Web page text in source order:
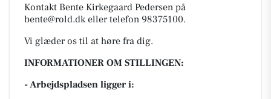
Kontakt Bente Kirkegaard Pedersen på
bente@rold.dkeller telefon 98375100.
Vi glæder os til at høre fra dig.
INFORMATIONER OM STILLINGEN:
- Arbejdspladsen ligger i: